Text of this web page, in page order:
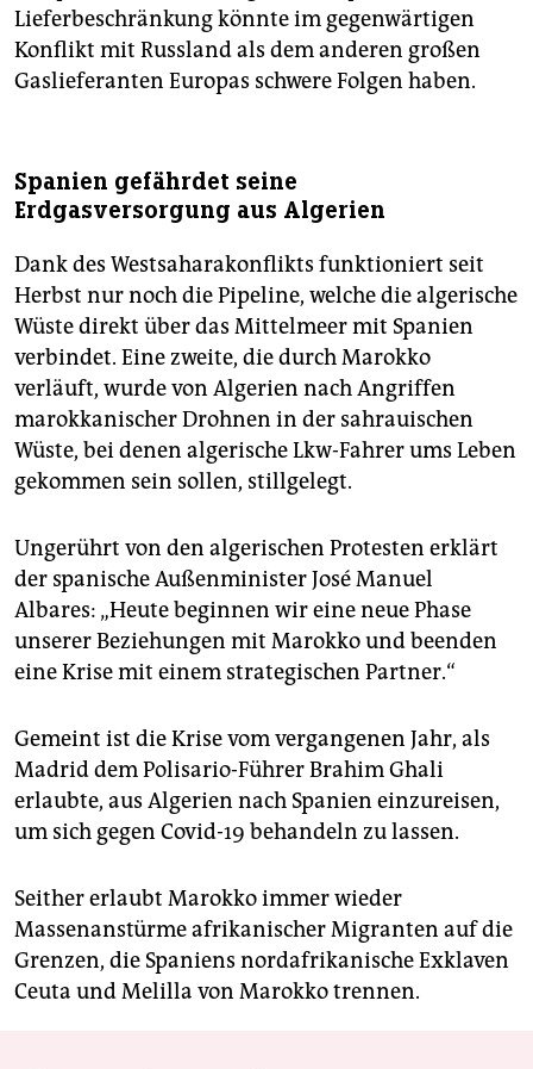
Lieferbeschränkung könnte im gegenwärtigen
Konflikt mit Russland als dem anderen großen
Gaslieferanten Europas schwere Folgen haben.
Spanien gefährdet seine
Erdgasversorgung aus Algerien
Dank des Westsaharakonflikts funktioniert seit
Herbst nur noch die Pipeline, welche die algerische
Wüste direkt über das Mittelmeer mit Spanien
verbindet. Eine zweite, die durch Marokko
verläuft, wurde von Algerien nach Angriffen
marokkanischer Drohnen in der sahrauischen
Wüste, bei denen algerische Lkw-Fahrer ums Leben
gekommen sein sollen, stillgelegt.
Ungerührt von den algerischen Protesten erklärt
der spanische Außenminister José Manuel
Albares: „Heute beginnen wir eine neue Phase
unserer Beziehungen mit Marokko und beenden
eine Krise mit einem strategischen Partner.“
Gemeint ist die Krise vom vergangenen Jahr, als
Madrid dem Polisario-Führer Brahim Ghali
erlaubte, aus Algerien nach Spanien einzureisen,
um sich gegen Covid-19 behandeln zu lassen.
Seither erlaubt Marokko immer wieder
Massenanstürme afrikanischer Migranten auf die
Grenzen, die Spaniens nordafrikanische Exklaven
Ceuta und Melilla von Marokko trennen.